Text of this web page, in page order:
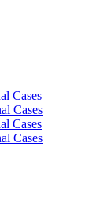
Cases
Cases
Cases
Cases